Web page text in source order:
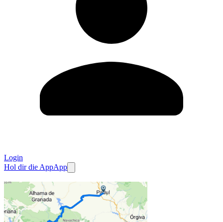
Login
Hol dir die AppApp